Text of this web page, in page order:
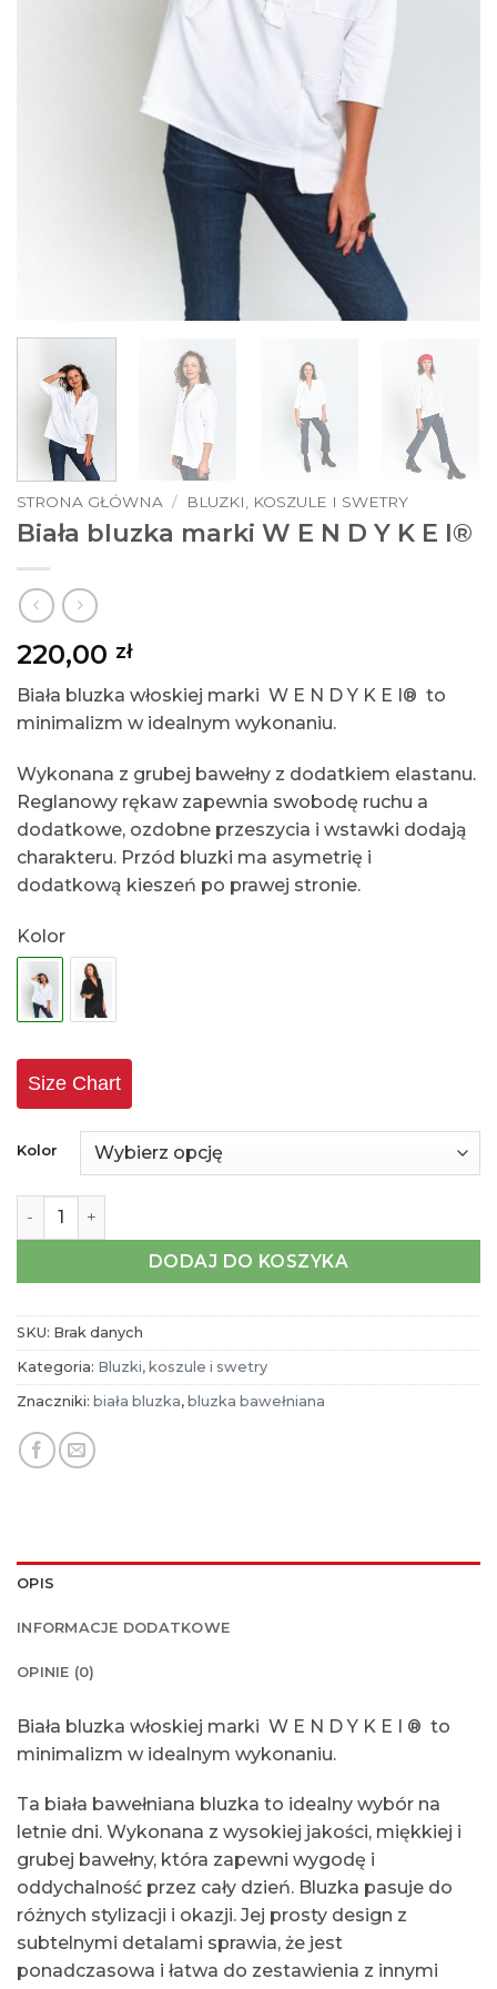
STRONA GŁÓWNA / BLUZKI, KOSZULE I SWETRY
Biała bluzka marki W E N D Y K E I®
220,00 zł
Biała bluzka włoskiej marki W E N D Y K E I® to
minimalizm w idealnym wykonaniu.
Wykonana z grubej bawełny z dodatkiem elastanu.
Reglanowy rękaw zapewnia swobodę ruchu a
dodatkowe, ozdobne przeszycia i wstawki dodają
charakteru. Przód bluzki ma asymetrię i
dodatkową kieszeń po prawej stronie.
Kolor
Size Chart
Kolor
ilość Biała bluzka marki W E N D Y K E I®
DODAJ DO KOSZYKA
SKU: Brak danych
Kategoria: Bluzki, koszule i swetry
Znaczniki: biała bluzka, bluzka bawełniana
OPIS
INFORMACJE DODATKOWE
OPINIE (0)
Biała bluzka włoskiej marki W E N D Y K E I ® to
minimalizm w idealnym wykonaniu.
Ta biała bawełniana bluzka to idealny wybór na
letnie dni. Wykonana z wysokiej jakości, miękkiej i
grubej bawełny, która zapewni wygodę i
oddychalność przez cały dzień. Bluzka pasuje do
różnych stylizacji i okazji. Jej prosty design z
subtelnymi detalami sprawia, że jest
ponadczasowa i łatwa do zestawienia z innymi